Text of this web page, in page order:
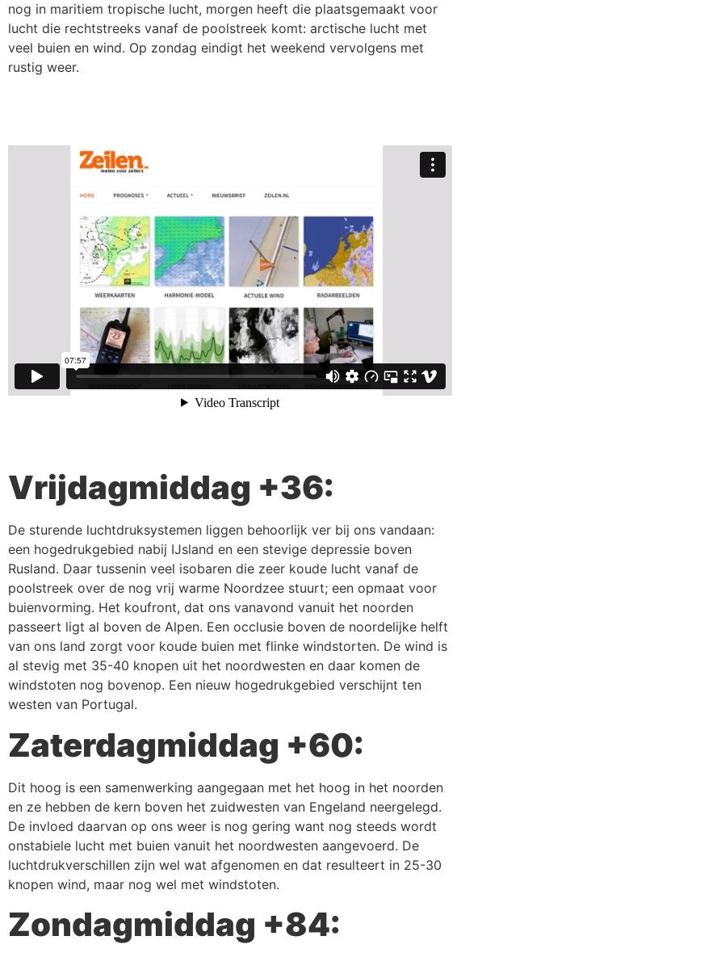
nog in maritiem tropische lucht, morgen heeft die plaatsgemaakt voor
lucht die rechtstreeks vanaf de poolstreek komt: arctische lucht met
veel buien en wind. Op zondag eindigt het weekend vervolgens met
rustig weer.
Vrijdagmiddag +36:
De sturende luchtdruksystemen liggen behoorlijk ver bij ons vandaan:
een hogedrukgebied nabij IJsland en een stevige depressie boven
Rusland. Daar tussenin veel isobaren die zeer koude lucht vanaf de
poolstreek over de nog vrij warme Noordzee stuurt; een opmaat voor
buienvorming. Het koufront, dat ons vanavond vanuit het noorden
passeert ligt al boven de Alpen. Een occlusie boven de noordelijke helft
van ons land zorgt voor koude buien met flinke windstorten. De wind is
al stevig met 35-40 knopen uit het noordwesten en daar komen de
windstoten nog bovenop. Een nieuw hogedrukgebied verschijnt ten
westen van Portugal.
Zaterdagmiddag +60:
Dit hoog is een samenwerking aangegaan met het hoog in het noorden
en ze hebben de kern boven het zuidwesten van Engeland neergelegd.
De invloed daarvan op ons weer is nog gering want nog steeds wordt
onstabiele lucht met buien vanuit het noordwesten aangevoerd. De
luchtdrukverschillen zijn wel wat afgenomen en dat resulteert in 25-30
knopen wind, maar nog wel met windstoten.
Zondagmiddag +84: